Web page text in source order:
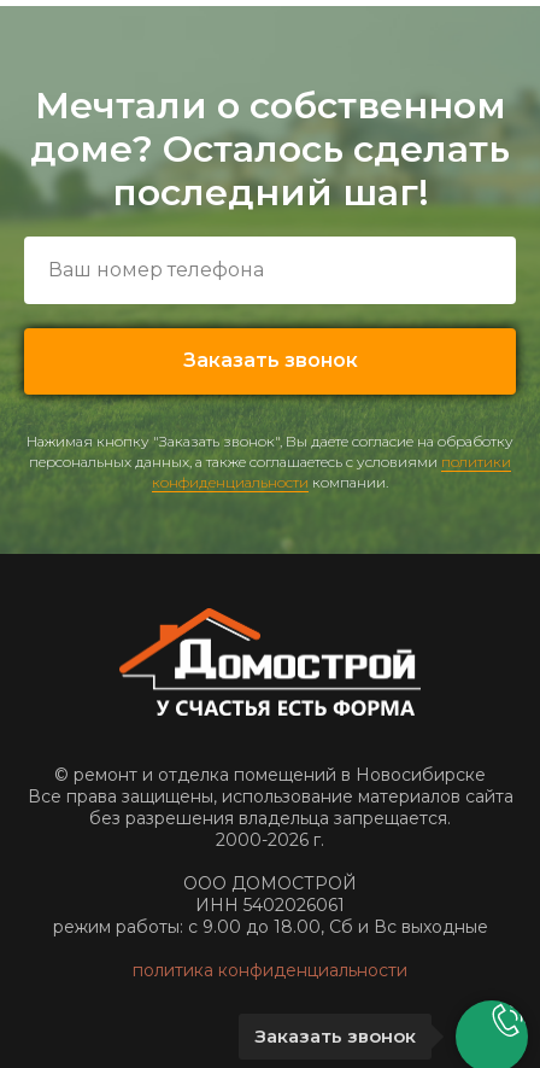
Мечтали о собственном
доме? Осталось сделать
последний шаг!
Заказать звонок
Нажимая кнопку "Заказать звонок", Вы даете согласие на обработку
персональных данных, а также соглашаетесь с условиями политики
конфиденциальности компании.
© ремонт и отделка помещений в Новосибирске
Все права защищены, использование материалов сайта
без разрешения владельца запрещается.
2000-2026 г.
ООО ДОМОСТРОЙ
ИНН 5402026061
режим работы: с 9.00 до 18.00, Сб и Вс выходные
политика конфиденциальности
Заказать звонок